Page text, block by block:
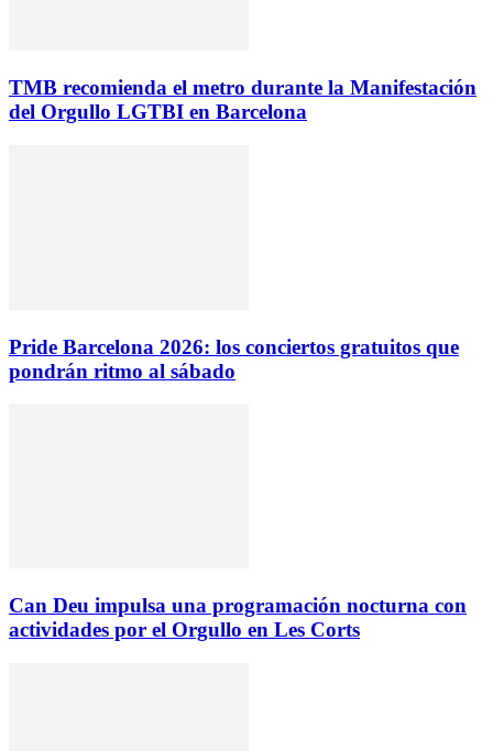
TMB recomienda el metro durante la Manifestación
del Orgullo LGTBI en Barcelona
Pride Barcelona 2026: los conciertos gratuitos que
pondrán ritmo al sábado
Can Deu impulsa una programación nocturna con
actividades por el Orgullo en Les Corts